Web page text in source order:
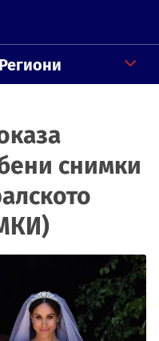
Региони
снимки